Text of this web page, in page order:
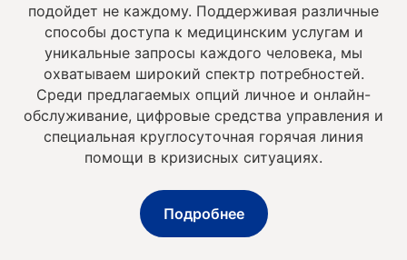
подойдет не каждому. Поддерживая различные
способы доступа к медицинским услугам и
уникальные запросы каждого человека, мы
охватываем широкий спектр потребностей.
Среди предлагаемых опций личное и онлайн-
обслуживание, цифровые средства управления и
специальная круглосуточная горячая линия
помощи в кризисных ситуациях.
Подробнее